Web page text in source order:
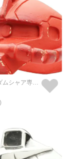
機動戦士ガンダムシャア専用ザクフェイスリング-RED-/指輪